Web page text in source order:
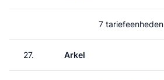
7 tariefeenheden
27. Arkel